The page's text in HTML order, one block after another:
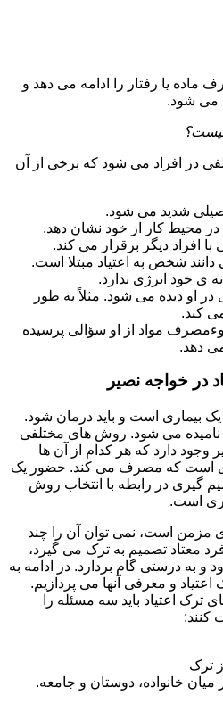
ماده یا رفتار را ادامه می دهد و
می شود.
در افراد می شود که برخی از آن
شدید می شود.
در محیط کار از خود نشان دهد.
افراد دیگر برقرار می کند.
شخص به اعتیاد مبتلا است.
ی خود انرژی ندارد.
او دیده می شود. مثلاً به طور
کند.
مواد از او سؤالی پرسیده
دهد.
در خواجه نصیر
یک بیماری است و باید درمان شود.
نامیده می شود. روش های مختلفی
وجود دارد که هر کدام از آن ها
است که مصرف می کند. حضور یک
گیری در رابطه با انتخاب روش
است.
مزمن است، نمی توان آن را چند
معتاد تصمیم به ترک می گیرد،
به درستی گام بردارد. در ادامه به
و معرفی آنها می پردازیم.
ترک اعتیاد باید سه مسئله را
کنند:
ترک
میان خانواده، دوستان و جامعه.